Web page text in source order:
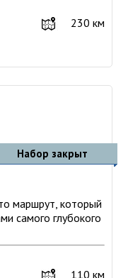
230 км
Набор закрыт
маршрут, который
самого глубокого
110 км